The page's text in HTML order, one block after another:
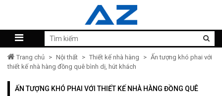
Trang chủ > Nội thất > Thiết kế nhà hàng > Ấn tượng khó phai với
thiết kế nhà hàng đồng quê bình dị, hút khách
ẤN TƯỢNG KHÓ PHAI VỚI THIẾT KẾ NHÀ HÀNG ĐỒNG QUÊ